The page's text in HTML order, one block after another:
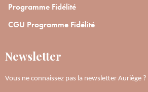
Programme Fidélité
CGU Programme Fidélité
Newsletter
Vous ne connaissez pas la newsletter Auriège ?